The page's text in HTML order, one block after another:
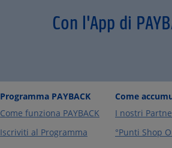
Con l'App di
Programma PAYBACK
Come funziona PAYBACK
Iscriviti al Programma
Come
I nostri
°Punti Shop